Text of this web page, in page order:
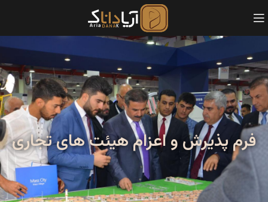
فرم پذیرش و اعزام هیئت های تجاری